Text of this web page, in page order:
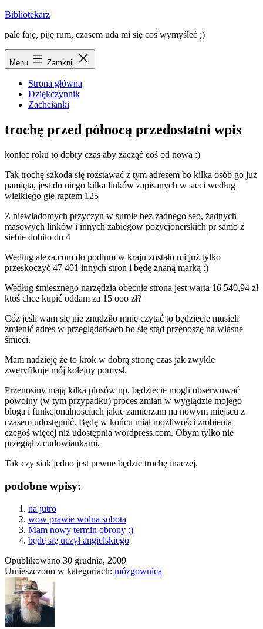
Przejdź
treści
Bibliotekarz
pale faję, piję rum, czasem uda mi się coś wymyśleć ;)
Menu Zamknij
Strona główna
Dziękczynnik
Zachcianki
trochę przed północą przedostatni wpis
koniec roku to dobry czas aby zacząć coś od nowa :)
Tak trochę szkoda się rozstawać z tym adresem bo kilka osób go już
pamięta, jest do niego kilka linków zapisanych w sieci według
wielkiego gie raptem 125
Z niewiadomych przyczyn w sumie bez żadnego seo, żadnych
masowych linków i innych zabiegów pozycjonerskich pr samo z
siebie dobiło do 4
Według alexa.com do podium w kraju zostało mi już tylko
przeskoczyć 47 401 innych stron i będę znaną marką :)
Według śmiesznego narzędzia obecnie strona jest warta 16 540,94 zł
ktoś chce kupić oddam za 15 ooo zł?
Cóż jeśli wam się nie znudziło mnie czytać to będziecie musieli
zmienić adres w przeglądarkach bo się stąd przenoszę na własne
śmieci.
Mam nadzieję że to krok w dobrą stronę czas jak zwykle
zweryfikuje mój kolejny pomysł.
Przenosiny mają kilka plusów np. będziecie mogli obserwować
powolny (w tym przypadku) proces zmian w wyglądzie mojego
bloga i funkcjonalnościach jakie zamierzam na nowym miejscu z
czasem udostępnić. Będę w końcu miał możliwości zrobienia
czegoś więcej niż udostępnia wordpress.com. Obym tylko nie
przegiął z cudowiankami.
Tak czy siak jedno jest pewne będzie trochę inaczej.
podobne wpisy:
na jutro
wow prawie wolna sobota
Mam nowy termin obrony :)
będę się uczył angielskiego
Opublikowano 30 grudnia, 2009
Umieszczono w kategoriach: mózgownica